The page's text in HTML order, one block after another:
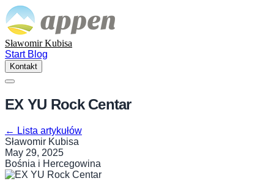
Sławomir Kubisa
Start Blog
Kontakt
EX YU Rock Centar
← Lista artykułów
Sławomir Kubisa
May 29, 2025
Bośnia i Hercegowina